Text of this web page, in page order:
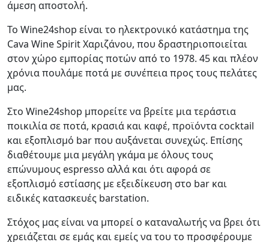
άμεση αποστολή.
Το Wine24shop είναι το ηλεκτρονικό κατάστημα της
Cava Wine Spirit Χαριζάνου, που δραστηριοποιείται
στον χώρο εμπορίας ποτών από το 1978. 45 και πλέον
χρόνια πουλάμε ποτά με συνέπεια προς τους πελάτες
μας.
Στο Wine24shop μπορείτε να βρείτε μια τεράστια
ποικιλία σε ποτά, κρασιά και καφέ, προϊόντα cocktail
και εξοπλισμό bar που αυξάνεται συνεχώς. Επίσης
διαθέτουμε μια μεγάλη γκάμα με όλους τους
επώνυμους espresso αλλά και ότι αφορά σε
εξοπλισμό εστίασης με εξειδίκευση στο bar και
ειδικές κατασκευές barstation.
Στόχος μας είναι να μπορεί ο καταναλωτής να βρει ότι
χρειάζεται σε εμάς και εμείς να του το προσφέρουμε